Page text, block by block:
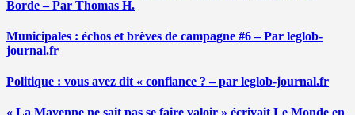
Borde – Par Thomas H.
Municipales : échos et brèves de campagne #6 – Par leglob-
journal.fr
Politique : vous avez dit « confiance ? – par leglob-journal.fr